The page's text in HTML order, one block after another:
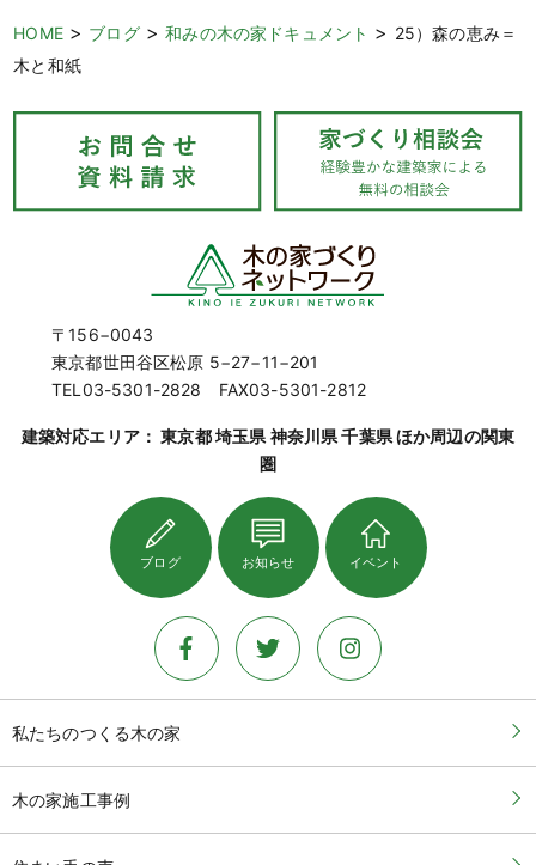
HOME> ブログ>和みの木の家ドキュメント > 25）森の恵み＝
木と和紙
〒156−0043
東京都世田谷区松原 5−27−11−201
TEL03-5301-2828 FAX03-5301-2812
建築対応エリア： 東京都 埼玉県 神奈川県 千葉県 ほか周辺の関東
圏
ブログ お知らせ イベント
私たちのつくる木の家
木の家施工事例